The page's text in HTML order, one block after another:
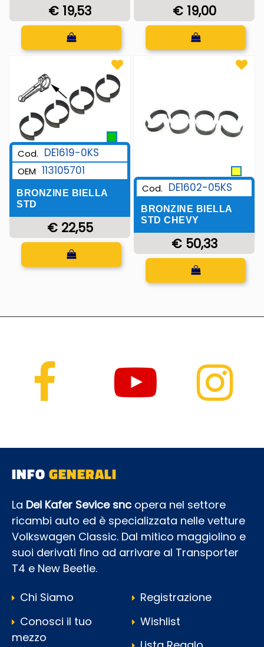
€ 19,53
Quantità
€ 19,00
Quantità
Cod. DE1619-0KS
OEM 113105701
BRONZINE BIELLA
STD
€ 22,55
Quantità
Cod. DE1602-05KS
BRONZINE BIELLA
STD CHEVY
€ 50,33
Quantità
INFOGENERALI
La Dei Kafer Sevice snc opera nel settore
ricambi auto ed è specializzata nelle vetture
Volkswagen Classic. Dal mitico maggiolino e
suoi derivati fino ad arrivare al Transporter
T4 e New Beetle.
Chi Siamo
Conosci il tuo
mezzo
Registrazione
Wishlist